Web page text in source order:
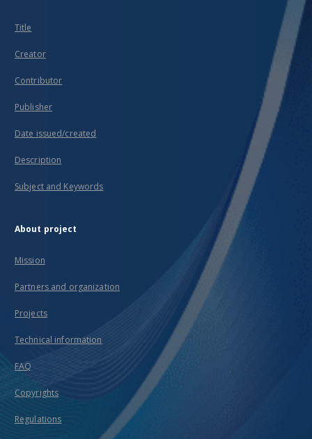
Title
Creator
Contributor
Publisher
Date issued/created
Description
Subject and Keywords
About project
Mission
Partners and organization
Projects
Technical information
FAQ
Copyrights
Regulations